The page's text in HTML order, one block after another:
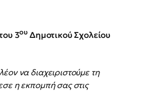
3ου Δημοτικού Σχολείου
να διαχειριστούμε τη
η εκπομπή σας στις